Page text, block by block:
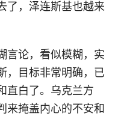
了，泽连斯基也越来
言论，看似模糊，实
，目标非常明确，已
直白了。乌克兰方
来掩盖内心的不安和